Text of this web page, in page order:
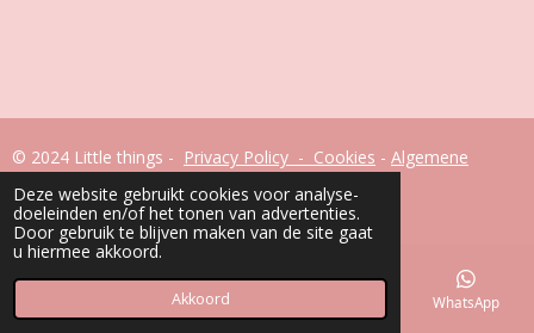
Deze website gebruikt cookies voor analyse-
doeleinden en/of het tonen van advertenties.
Door gebruik te blijven maken van de site gaat
u hiermee akkoord.
Akkoord
© 2024 Little things - Privacy Policy - Cookies - Algemene
voorwaarden
Powered by JouwWeb
Telefoonnummer WhatsApp